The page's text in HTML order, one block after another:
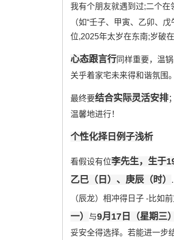
我有个朋友就遇到过;二个在
（如“壬子、甲寅、乙卯、
位,2025年太岁在东南;岁破
心态跟言行同样重要，温
关乎着家宅未来得和谐氛围。
最终要结合实际灵活安排
温馨地进行！
个性化择日例子浅析
看假设有位李先生，生于
乙巳（日）、庚辰（时）
（辰龙）相冲得日子 -比如
一）
与9月17日（星期三）
妥安全得选择。若能进一步